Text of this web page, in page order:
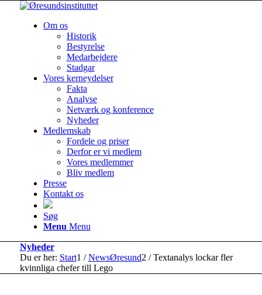
Om os
Historik
Bestyrelse
Medarbejdere
Stadgar
Vores kerneydelser
Fakta
Analyse
Netværk og konference
Nyheder
Medlemskab
Fordele og priser
Derfor er vi medlem
Vores medlemmer
Bliv medlem
Presse
Kontakt os
Søg
Menu Menu
Nyheder
Du er her: Start1 / NewsØresund2 / Textanalys lockar fler
kvinnliga chefer till Lego